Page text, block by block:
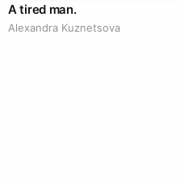
A tired man.
Alexandra Kuznetsova